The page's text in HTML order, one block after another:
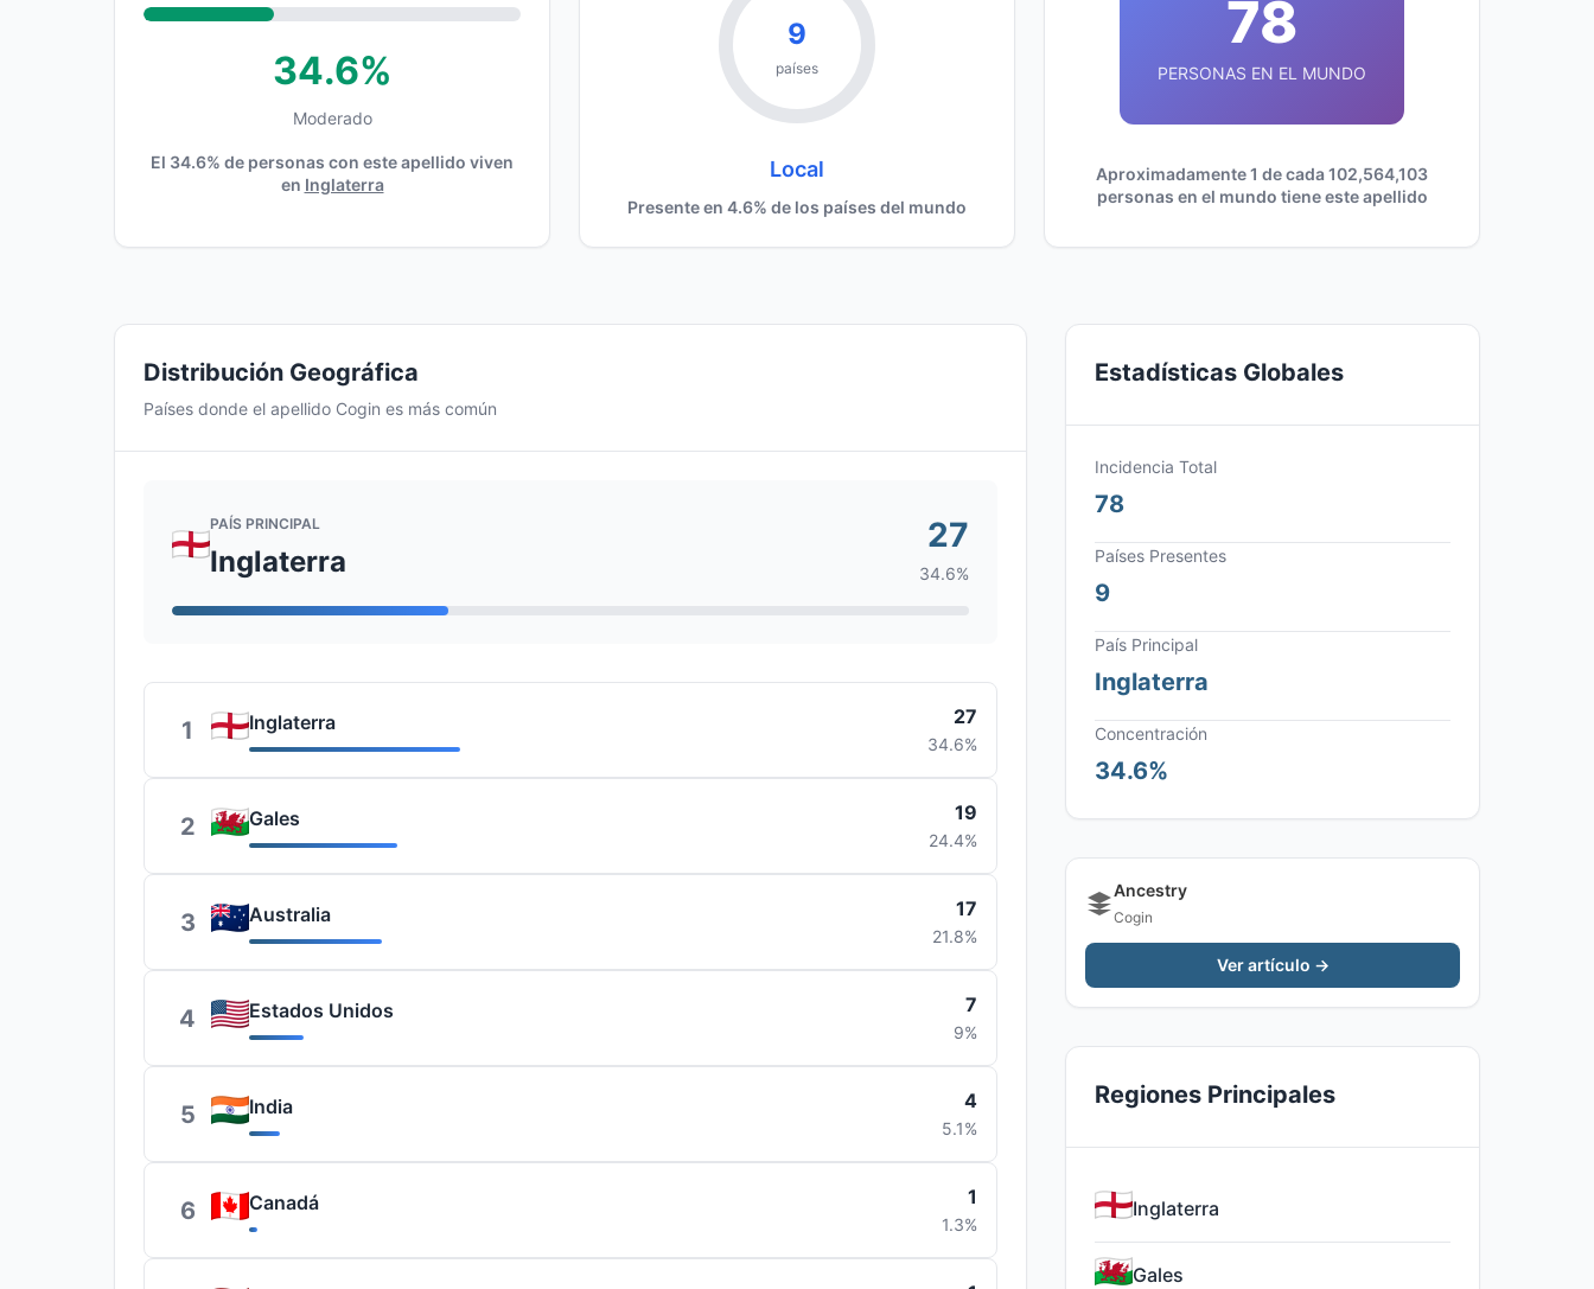
34.6%
Moderado
El 34.6% de personas con este apellido viven
en Inglaterra
9
países
Local
Presente en 4.6% de los países del mundo
78
PERSONAS EN EL MUNDO
Aproximadamente 1 de cada 102,564,103
personas en el mundo tiene este apellido
Distribución Geográfica
Países donde el apellido Cogin es más común
PAÍS PRINCIPAL
Inglaterra
27
34.6%
1 Inglaterra 27
34.6%
2 Gales 19
24.4%
3 Australia 17
21.8%
4 Estados Unidos 7
9%
5 India 4
5.1%
6 Canadá 1
1.3%
Estadísticas Globales
Incidencia Total
78
Países Presentes
9
País Principal
Inglaterra
Concentración
34.6%
Ancestry
Cogin
Ver artículo →
Regiones Principales
Inglaterra
Gales